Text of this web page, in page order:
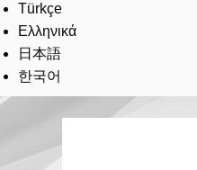
Türkçe
Ελληνικά
日本語
한국어